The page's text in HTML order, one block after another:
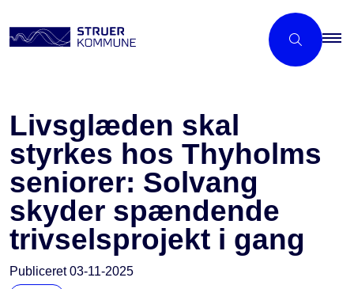
Livsglæden skal
styrkes hos Thyholms
seniorer: Solvang
skyder spændende
trivselsprojekt i gang
Publiceret03-11-2025